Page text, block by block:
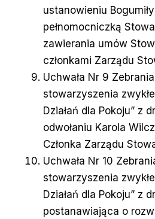
ustanowieniu
pełnomocniczką
zawierania umów
członkami Zarządu
Uchwała Nr 9
stowarzyszenia
Działań dla Pokoju” z
odwołaniu Karola
Członka Zarządu
Uchwała Nr 10
stowarzyszenia
Działań dla Pokoju” z
postanawiająca o